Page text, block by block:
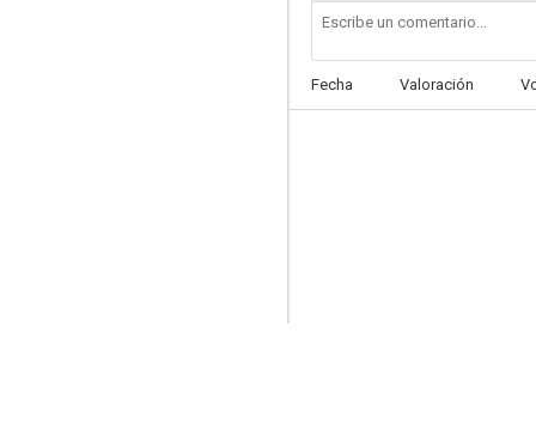
6.4
Fecha Valoración